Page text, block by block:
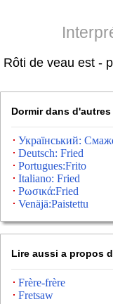
Rôti de veau est -
Dormir dans
Український:
Deutsch: Fried
Portugues:Frito
Italiano: Fried
Ρωσικά:Fried
Venäjä:Paistettu
Lire aussi a propos
Frère-frère
Fretsaw